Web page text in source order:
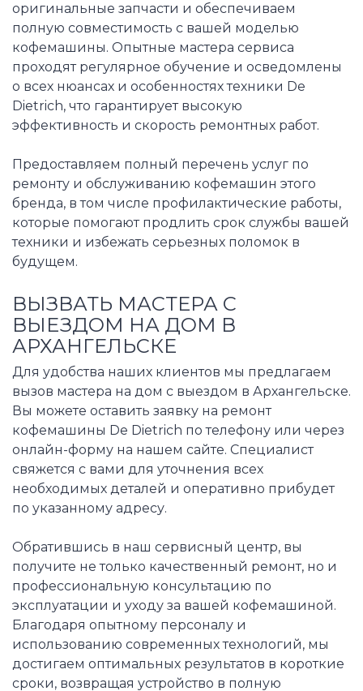
оригинальные запчасти и обеспечиваем
полную совместимость с вашей моделью
кофемашины. Опытные мастера сервиса
проходят регулярное обучение и осведомлены
о всех нюансах и особенностях техники De
Dietrich, что гарантирует высокую
эффективность и скорость ремонтных работ.
Предоставляем полный перечень услуг по
ремонту и обслуживанию кофемашин этого
бренда, в том числе профилактические работы,
которые помогают продлить срок службы вашей
техники и избежать серьезных поломок в
будущем.
ВЫЗВАТЬ МАСТЕРА С
ВЫЕЗДОМ НА ДОМ В
АРХАНГЕЛЬСКЕ
Для удобства наших клиентов мы предлагаем
вызов мастера на дом с выездом в Архангельске.
Вы можете оставить заявку на ремонт
кофемашины De Dietrich по телефону или через
онлайн-форму на нашем сайте. Специалист
свяжется с вами для уточнения всех
необходимых деталей и оперативно прибудет
по указанному адресу.
Обратившись в наш сервисный центр, вы
получите не только качественный ремонт, но и
профессиональную консультацию по
эксплуатации и уходу за вашей кофемашиной.
Благодаря опытному персоналу и
использованию современных технологий, мы
достигаем оптимальных результатов в короткие
сроки, возвращая устройство в полную